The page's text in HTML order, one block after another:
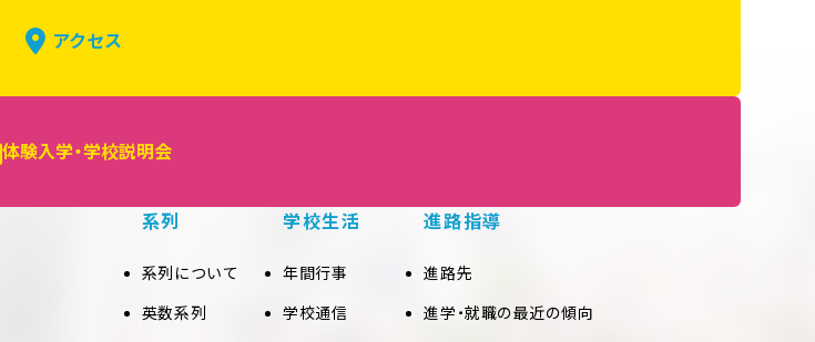
アクセス
体験入学・学校説明会
系列
系列について
英数系列
学校生活
年間行事
学校通信
進路指導
進路先
進学・就職の最近の傾向